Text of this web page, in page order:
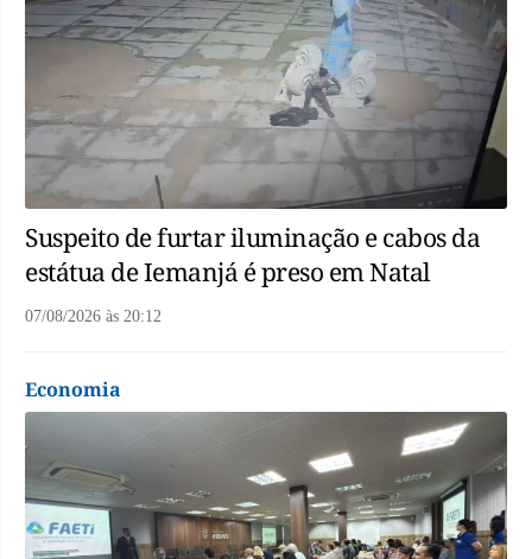
Suspeito de furtar iluminação e cabos da
estátua de Iemanjá é preso em Natal
07/08/2026 às 20:12
Economia